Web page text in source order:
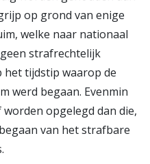
op grond van enige
welke naar nationaal
strafrechtelijk
tijdstip waarop de
werd begaan. Evenmin
opgelegd dan die,
van het strafbare